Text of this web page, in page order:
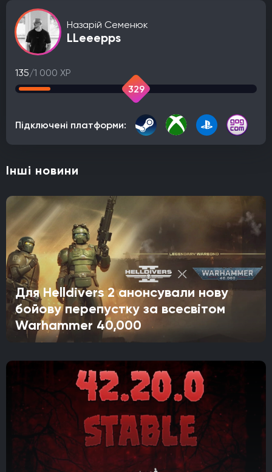
Назарій Семенюк
LLeeepps
135/1 000 XP
329
Підключені платформи:
Інші новини
Для Helldivers 2 анонсували нову
бойову перепустку за всесвітом
Warhammer 40,000